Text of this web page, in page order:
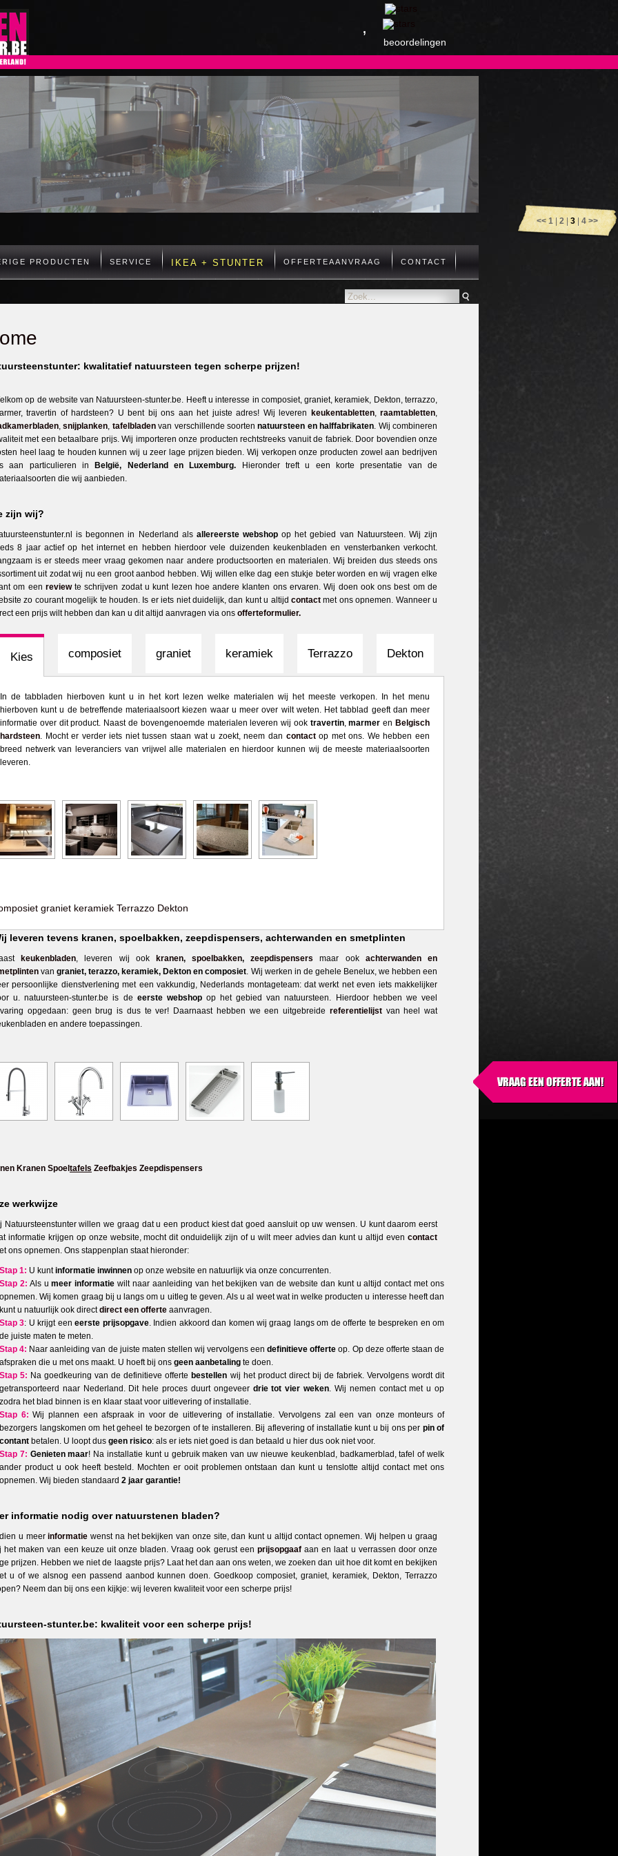
,
beoordelingen
<< 1|2 |3|4 >>
PRODUCTEN SERVICE IKEA + STUNTER OFFERTEAANVRAAG CONTACT
kwalitatief natuursteen tegen scherpe prijzen!
op de website van Natuursteen-stunter.be. Heeft u interesse in composiet, graniet, keramiek, Dekton, terrazzo,
travertin of hardsteen? U bent bij ons aan het juiste adres! Wij leveren
keukentabletten,raamtabletten,
,snijplanken, tafelbladenvan verschillende soortennatuursteen en halffabrikaten. Wij combineren
met een betaalbare prijs. Wij importeren onze producten rechtstreeks vanuit de fabriek. Door bovendien onze
heel laag te houden kunnen wij u zeer lage prijzen bieden. Wij verkopen onze producten zowel aan bedrijven
aan particulieren in
België, Nederland en Luxemburg.
Hieronder treft u een korte presentatie van de
die wij aanbieden.
zijn wij?
is begonnen in Nederland als allereerste webshopop het gebied van Natuursteen. Wij zijn
8 jaar actief op het internet en hebben hierdoor vele duizenden keukenbladen en vensterbanken verkocht.
is er steeds meer vraag gekomen naar andere productsoorten en materialen. Wij breiden dus steeds ons
uit zodat wij nu een groot aanbod hebben. Wij willen elke dag een stukje beter worden en wij vragen elke
om een reviewte schrijven zodat u kunt lezen hoe andere klanten ons ervaren. Wij doen ook ons best om de
zo courant mogelijk te houden. Is er iets niet duidelijk, dan kunt u altijd contact met ons opnemen. Wanneer u
een prijs wilt hebben dan kan u dit altijd aanvragen via ons offerteformulier.
Kies composiet graniet keramiek Terrazzo Dekton
In de tabbladen hierboven kunt u in het kort lezen welke materialen wij het meeste verkopen. In het menu
hierboven kunt u de betreffende materiaalsoort kiezen waar u meer over wilt weten. Het tabblad geeft dan meer
informatie over dit product. Naast de bovengenoemde materialen leveren wij ook travertin,marmer en Belgisch
hardsteen. Mocht er verder iets niet tussen staan wat u zoekt, neem dan contactop met ons. We hebben een
breed netwerk van leveranciers van vrijwel alle materialen en hierdoor kunnen wij de meeste materiaalsoorten
leveren.
graniet keramiek Terrazzo Dekton
leveren tevens kranen, spoelbakken, zeepdispensers, achterwanden en smetplinten
keukenbladen, leveren wij ook kranen,spoelbakken,zeepdispensers maar ook
achterwanden en
vangraniet, terazzo, keramiek, Dekton en composiet. Wij werken in de gehele Benelux, we hebben een
persoonlijke dienstverlening met een vakkundig, Nederlands montageteam: dat werkt net even iets makkelijker
u. natuursteen-stunter.be is de eerste webshopop het gebied van natuursteen. Hierdoor hebben we veel
opgedaan: geen brug is dus te ver! Daarnaast hebben we een uitgebreide referentielijstvan heel wat
en andere toepassingen.
Kranen Spoel tafels Zeefbakjes Zeepdispensers
werkwijze
Natuursteenstunter willen we graag dat u een product kiest dat goed aansluit op uw wensen. U kunt daarom eerst
informatie krijgen op onze website, mocht dit onduidelijk zijn of u wilt meer advies dan kunt u altijd even contact
ons opnemen. Ons stappenplan staat hieronder:
Stap 1: U kuntinformatie inwinnen op onze website en natuurlijk via onze concurrenten.
Stap 2: Als umeer informatie wilt naar aanleiding van het bekijken van de website dan kunt u altijd contact met ons
opnemen. Wij komen graag bij u langs om u uitleg te geven. Als u al weet wat in welke producten u interesse heeft dan
kunt u natuurlijk ook directdirect een offerte aanvragen.
Stap 3: U krijgt eeneerste prijsopgave. Indien akkoord dan komen wij graag langs om de offerte te bespreken en om
de juiste maten te meten.
Stap 4: Naar aanleiding van de juiste maten stellen wij vervolgens eendefinitieve offerte op. Op deze offerte staan de
afspraken die u met ons maakt. U hoeft bij ons geen aanbetaling te doen.
Stap 5: Na goedkeuring van de definitieve offerte bestellen wij het product direct bij de fabriek. Vervolgens wordt dit
getransporteerd naar Nederland. Dit hele proces duurt ongeveer drie tot vier weken. Wij nemen contact met u op
zodra het blad binnen is en klaar staat voor uitlevering of installatie.
Stap 6: Wij plannen een afspraak in voor de uitlevering of installatie. Vervolgens zal een van onze monteurs of
bezorgers langskomen om het geheel te bezorgen of te installeren. Bij aflevering of installatie kunt u bij ons per pin of
contant betalen. U loopt dus geen risico: als er iets niet goed is dan betaald u hier dus ook niet voor.
Stap 7: Genieten maar! Na installatie kunt u gebruik maken van uw nieuwe keukenblad, badkamerblad, tafel of welk
ander product u ook heeft besteld. Mochten er ooit problemen ontstaan dan kunt u tenslotte altijd contact met ons
opnemen. Wij bieden standaard 2 jaar garantie!
informatie nodig over natuurstenen bladen?
u meerinformatie wenst na het bekijken van onze site, dan kunt u altijd contact opnemen. Wij helpen u graag
het maken van een keuze uit onze bladen. Vraag ook gerust een prijsopgaaf aan en laat u verrassen door onze
prijzen. Hebben we niet de laagste prijs? Laat het dan aan ons weten, we zoeken dan uit hoe dit komt en bekijken
u of we alsnog een passend aanbod kunnen doen. Goedkoop composiet, graniet, keramiek, Dekton, Terrazzo
Neem dan bij ons een kijkje: wij leveren kwaliteit voor een scherpe prijs!
stunter.be: kwaliteit voor een scherpe prijs!